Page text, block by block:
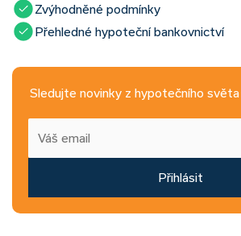
Zvýhodněné podmínky
Přehledné hypoteční bankovnictví
Sledujte novinky z hypotečního
Přihlásit